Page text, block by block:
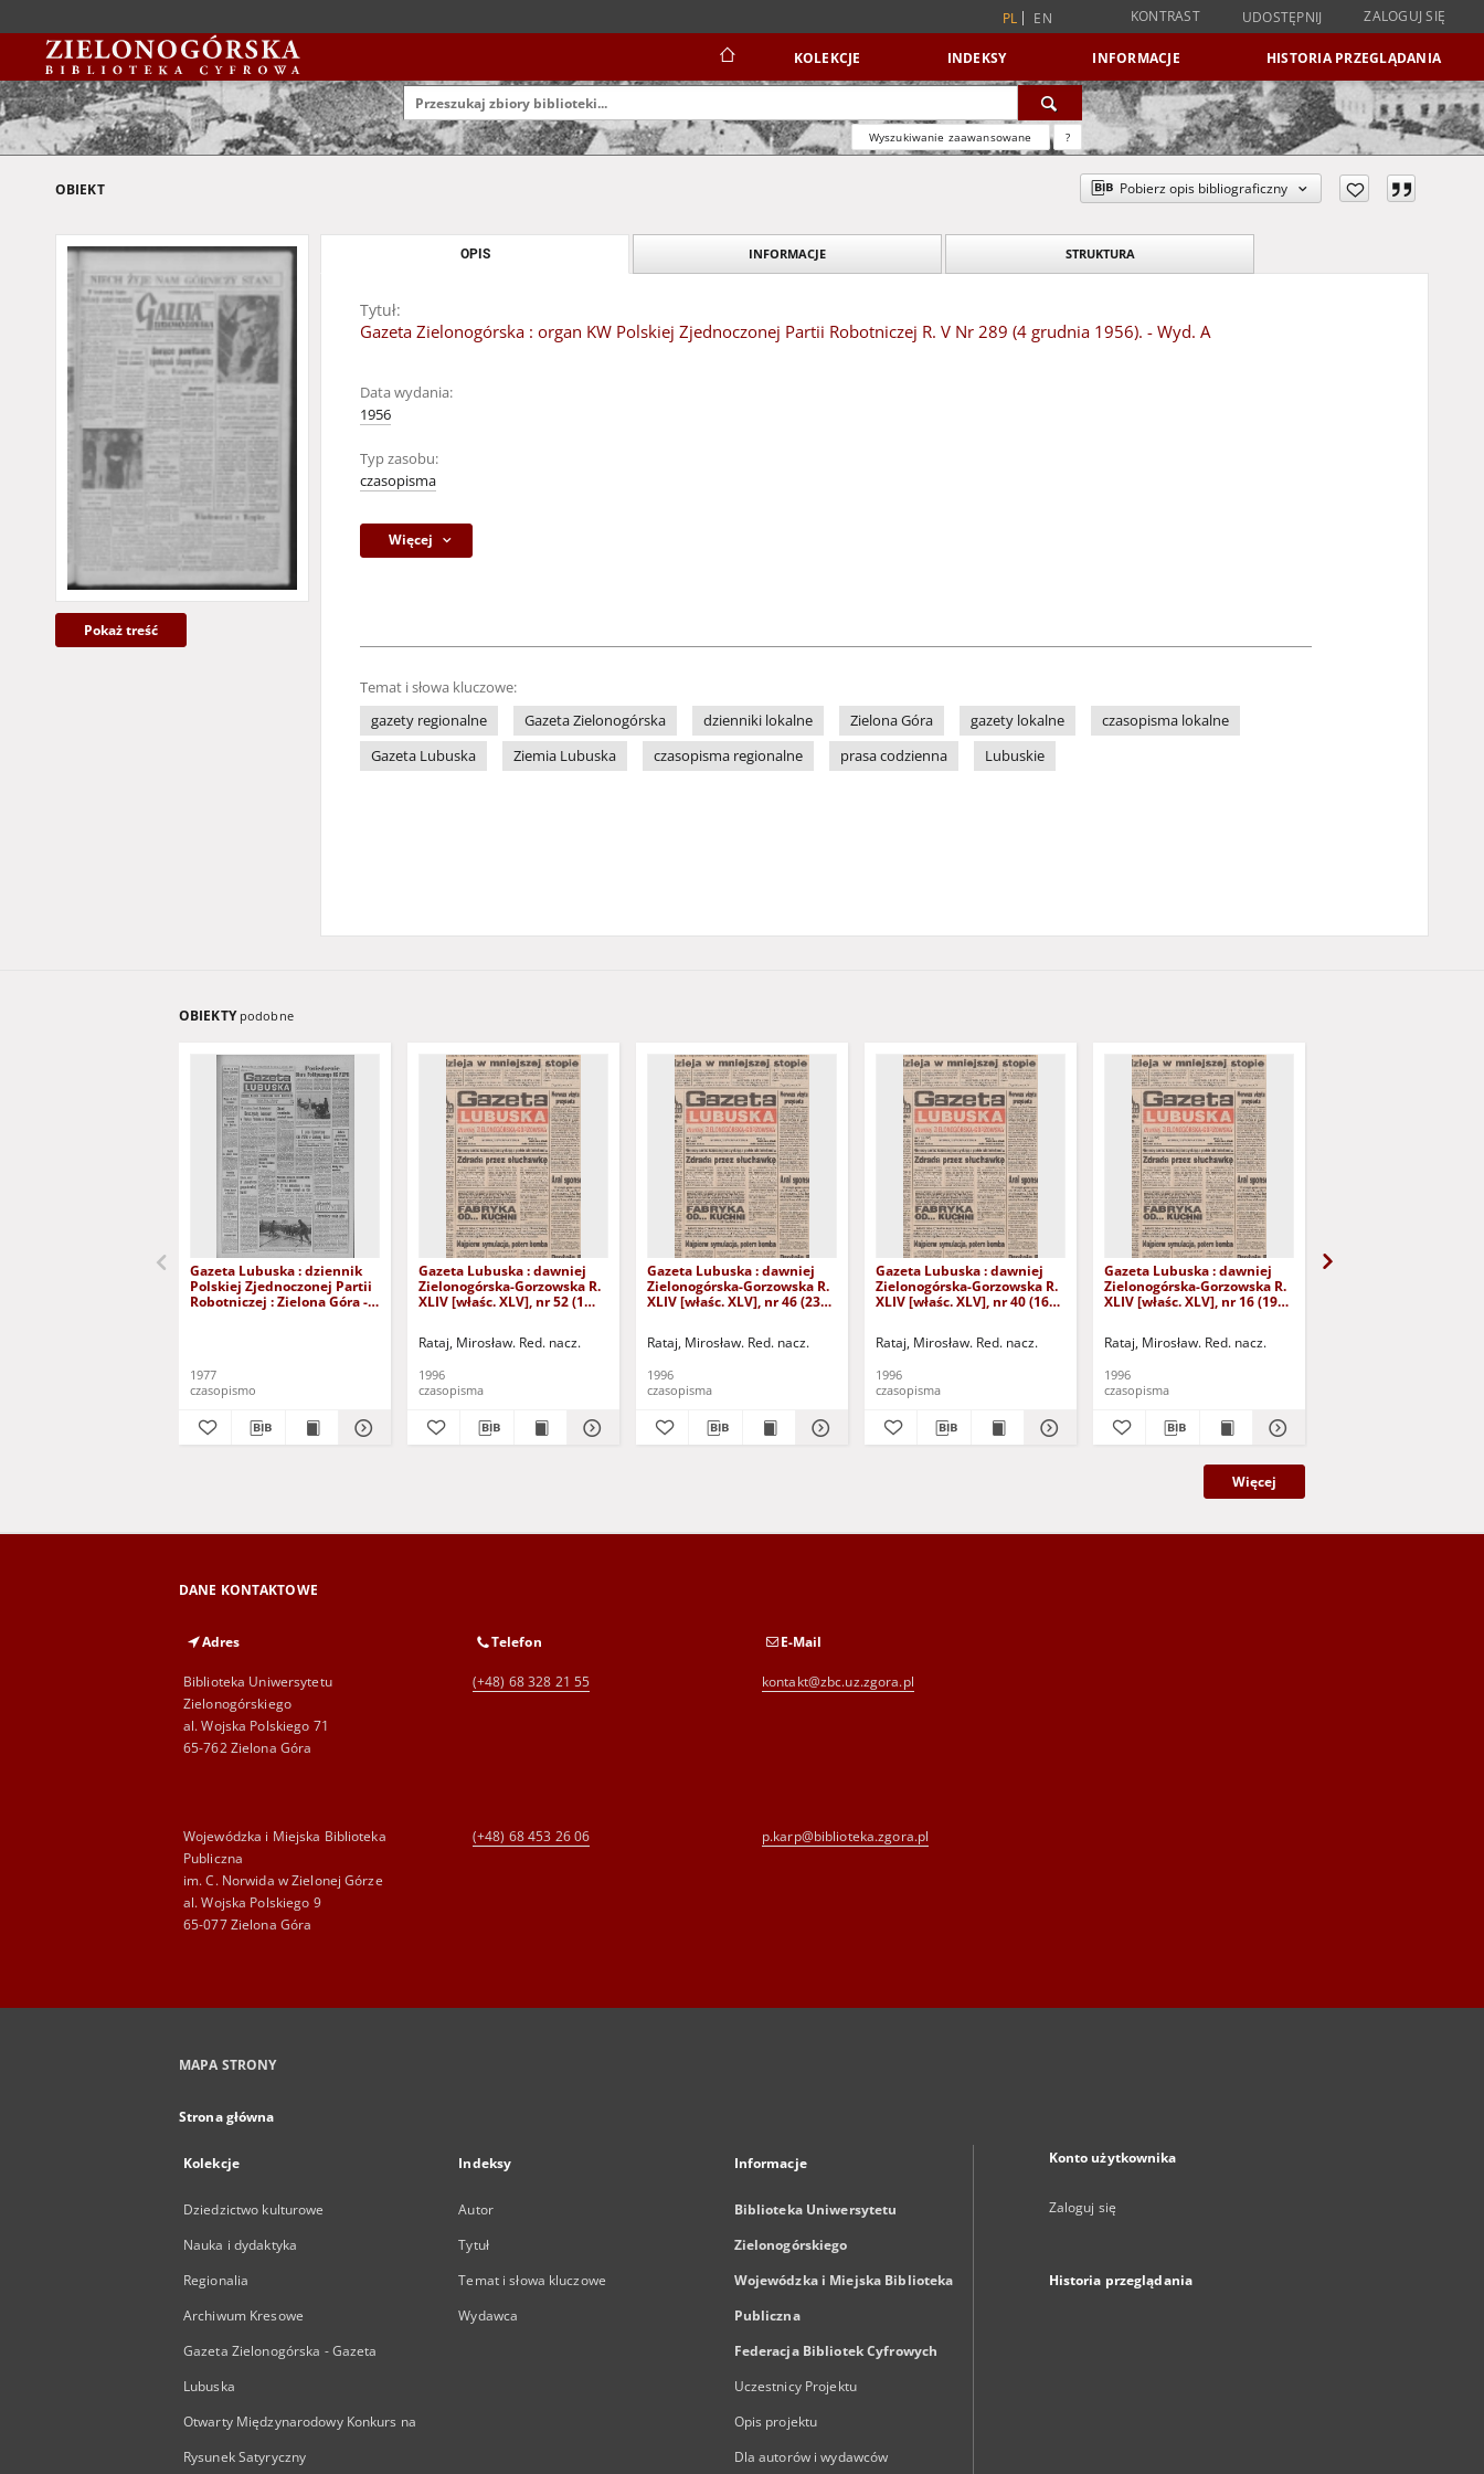
PL EN KONTRAST UDOSTĘPNIJ ZALOGUJ SIĘ
KOLEKCJE INDEKSY INFORMACJE HISTORIA PRZEGLĄDANIA
Wyszukiwanie zaawansowane ?
OBIEKT Pobierz opis bibliograficzny
Pokaż treść
OPIS INFORMACJE STRUKTURA
Tytuł:
Gazeta Zielonogórska : organ KW Polskiej Zjednoczonej Partii Robotniczej R. V Nr 289 (4 grudnia 1956). - Wyd. A
Data wydania:
1956
Typ zasobu:
czasopisma
Więcej
Temat i słowa kluczowe:
gazety regionalne
Gazeta Zielonogórska dzienniki lokalne Zielona Góra gazety lokalne
czasopisma lokalne
Gazeta Lubuska
Ziemia Lubuska czasopisma regionalne prasa codzienna Lubuskie
OBIEKTY podobne
Gazeta Lubuska : dziennik
Polskiej Zjednoczonej Partii
Robotniczej : Zielona Góra -
1977
czasopismo
Gazeta Lubuska : dawniej
Zielonogórska-Gorzowska R.
XLIV [właśc. XLV], nr 52 (1
Rataj, Mirosław. Red. nacz.
1996
czasopisma
Gazeta Lubuska : dawniej
Zielonogórska-Gorzowska R.
XLIV [właśc. XLV], nr 46 (23
Rataj, Mirosław. Red. nacz.
1996
czasopisma
Gazeta Lubuska : dawniej
Zielonogórska-Gorzowska R.
XLIV [właśc. XLV], nr 40 (16
Rataj, Mirosław. Red. nacz.
1996
czasopisma
Gazeta Lubuska : dawniej
Zielonogórska-Gorzowska R.
XLIV [właśc. XLV], nr 16 (19
Rataj, Mirosław. Red. nacz.
1996
czasopisma
Więcej
DANE KONTAKTOWE
Adres
Biblioteka Uniwersytetu
Zielonogórskiego
al. Wojska Polskiego 71
65-762 Zielona Góra
Telefon
(+48) 68 328 21 55
E-Mail
kontakt@zbc.uz.zgora.pl
Wojewódzka i Miejska Biblioteka
Publiczna
im. C. Norwida w Zielonej Górze
al. Wojska Polskiego 9
65-077 Zielona Góra
(+48) 68 453 26 06 p.karp@biblioteka.zgora.pl
MAPA STRONY
Strona główna
Kolekcje
Dziedzictwo kulturowe
Nauka i dydaktyka
Regionalia
Archiwum Kresowe
Gazeta Zielonogórska - Gazeta
Lubuska
Otwarty Międzynarodowy Konkurs na
Rysunek Satyryczny
Indeksy
Autor
Tytuł
Temat i słowa kluczowe
Wydawca
Informacje
Biblioteka Uniwersytetu
Zielonogórskiego
Wojewódzka i Miejska Biblioteka
Publiczna
Federacja Bibliotek Cyfrowych
Uczestnicy Projektu
Opis projektu
Dla autorów i wydawców
Konto użytkownika
Zaloguj się
Historia przeglądania